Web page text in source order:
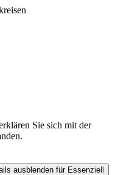
Sie sich mit der
ausblenden für Essenziell